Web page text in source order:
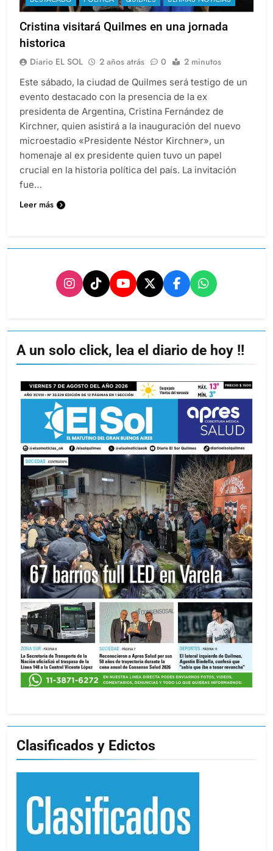
Cristina visitará Quilmes en una jornada
historica
Diario EL SOL 2 años atrás 0 2 minutos
Este sábado, la ciudad de Quilmes será testigo de un
evento destacado con la presencia de la ex
presidenta de Argentina, Cristina Fernández de
Kirchner, quien asistirá a la inauguración del nuevo
microestadio «Presidente Néstor Kirchner», un
homenaje al ex presidente quien tuvo un papel
crucial en la historia política del país. La invitación
fue…
Leer más
A un solo click, lea el diario de hoy !!
Clasificados y Edictos